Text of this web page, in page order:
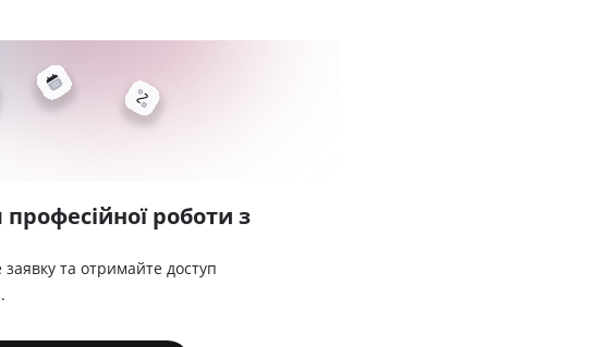
роботи з
та отримайте доступ